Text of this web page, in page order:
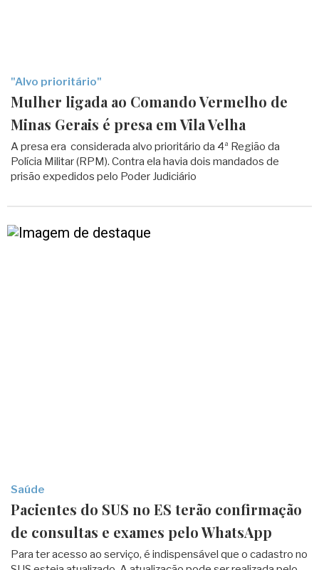
"Alvo prioritário"
Mulher ligada ao Comando Vermelho de
Minas Gerais é presa em Vila Velha
A presa era considerada alvo prioritário da 4ª Região da
Polícia Militar (RPM). Contra ela havia dois mandados de
prisão expedidos pelo Poder Judiciário
Saúde
Pacientes do SUS no ES terão confirmação
de consultas e exames pelo WhatsApp
Para ter acesso ao serviço, é indispensável que o cadastro no